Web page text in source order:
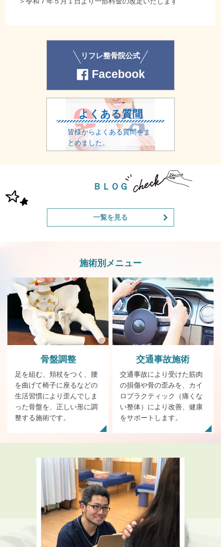
リフレ整骨院公式
Facebook
よくある質問
皆様からよくある質問をま
とめました。
ＢＬＯＧ
一覧を見る
施術別メニュー
骨盤調整
足を組む、頬杖をつく、腰
を曲げて椅子に座るなどの
生活習慣により歪んでしま
った骨盤を、正しい形に調
整する施術です。
交通事故施術
交通事故により受けた筋肉
の損傷や骨の歪みを、カイ
ロプラクティック（痛くな
い整体）により改善、健康
をサポートします。